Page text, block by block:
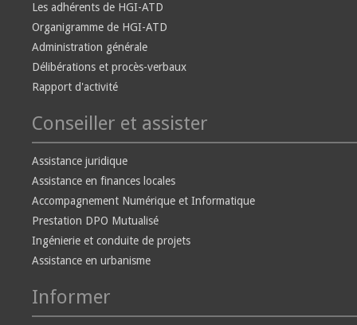
Les adhérents de HGI-ATD
Organigramme de HGI-ATD
Administration générale
Délibérations et procès-verbaux
Rapport d'activité
Conseiller et assister
Assistance juridique
Assistance en finances locales
Accompagnement Numérique et Informatique
Prestation DPO Mutualisé
Ingénierie et conduite de projets
Assistance en urbanisme
Informer